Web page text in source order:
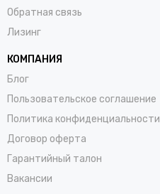
Обратная связь
Лизинг
КОМПАНИЯ
Блог
Пользовательское соглашение
Политика конфиденциальности
Договор оферта
Гарантийный талон
Вакансии